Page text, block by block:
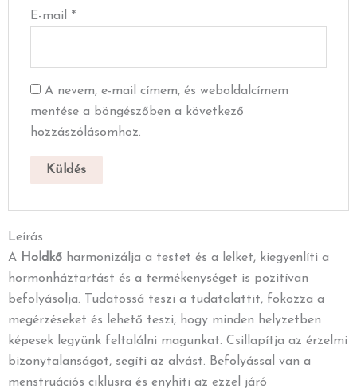
E-mail *
A nevem, e-mail címem, és weboldalcímem
mentése a böngészőben a következő
hozzászólásomhoz.
Leírás
A Holdkő harmonizálja a testet és a lelket, kiegyenlíti a
hormonháztartást és a termékenységet is pozitívan
befolyásolja. Tudatossá teszi a tudatalattit, fokozza a
megérzéseket és lehető teszi, hogy minden helyzetben
képesek legyünk feltalálni magunkat. Csillapítja az érzelmi
bizonytalanságot, segíti az alvást. Befolyással van a
menstruációs ciklusra és enyhíti az ezzel járó